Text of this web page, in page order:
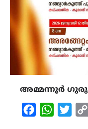
അമ്മന്നൂർ
FacebookWhatsApp